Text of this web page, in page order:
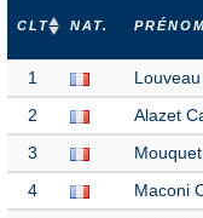
CLT NAT.
1
2 Alazet
3
4 Maconi